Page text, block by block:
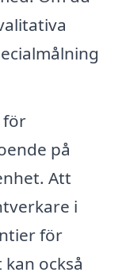
för
på
Att
i
för
också